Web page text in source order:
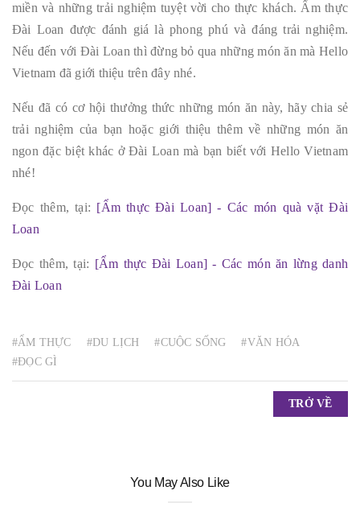
miền và những trải nghiệm tuyệt vời cho thực khách. Ẩm thực
Đài Loan được đánh giá là phong phú và đáng trải nghiệm.
Nếu đến với Đài Loan thì đừng bỏ qua những món ăn mà Hello
Vietnam đã giới thiệu trên đây nhé.
Nếu đã có cơ hội thưởng thức những món ăn này, hãy chia sẻ
trải nghiệm của bạn hoặc giới thiệu thêm về những món ăn
ngon đặc biệt khác ở Đài Loan mà bạn biết với Hello Vietnam
nhé!
Đọc thêm, tại: [Ẩm thực Đài Loan] - Các món quà vặt Đài
Loan
Đọc thêm, tại: [Ẩm thực Đài Loan] - Các món ăn lừng danh
Đài Loan
#ẨM THỰC #DU LỊCH #CUỘC SỐNG
#VĂN HÓA
#ĐỌC GÌ
TRỞ VỀ
You May Also Like